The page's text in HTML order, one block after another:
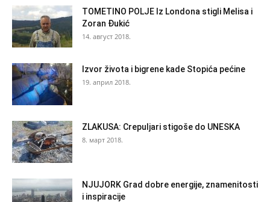
TOMETINO POLJE Iz Londona stigli Melisa i
Zoran Đukić
14. август 2018.
Izvor života i bigrene kade Stopića pećine
19. април 2018.
ZLAKUSA: Crepuljari stigoše do UNESKA
8. март 2018.
NJUJORK Grad dobre energije, znamenitosti
i inspiracije